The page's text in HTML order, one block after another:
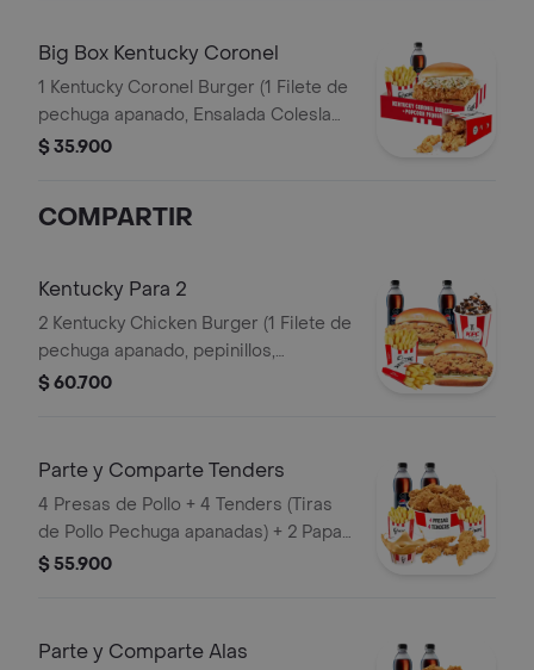
de Salsa 100g
Big Box Kentucky Coronel
1 Kentucky Coronel Burger (1 Filete de
pechuga apanado, Ensalada Coleslaw,
BBQ y mantequilla) + 1 Pop Corn
$ 35.900
COMPARTIR
Kentucky Para 2
2 Kentucky Chicken Burger (1 Filete de
pechuga apanado, pepinillos,
mayonesa premium y mantequilla) + 2
$ 60.700
Parte y Comparte Tenders
4 Presas de Pollo + 4 Tenders (Tiras
de Pollo Pechuga apanadas) + 2 Papas
Pequeñas + 1 Balde de Salsa 100g + 2
$ 55.900
Parte y Comparte Alas